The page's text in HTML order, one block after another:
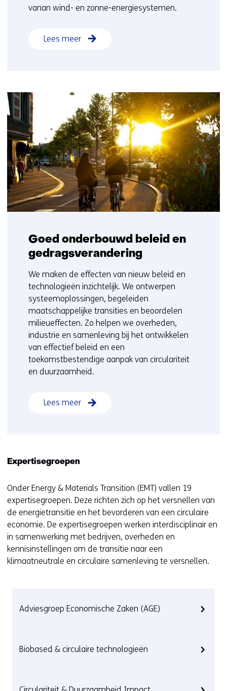
vanan wind- en zonne-energiesystemen.
Lees meer
Goed onderbouwd beleid en
gedragsverandering
We maken de effecten van nieuw beleid en
technologieën inzichtelijk. We ontwerpen
systeemoplossingen, begeleiden
maatschappelijke transities en beoordelen
milieueffecten. Zo helpen we overheden,
industrie en samenleving bij het ontwikkelen
van effectief beleid en een
toekomstbestendige aanpak van circulariteit
en duurzaamheid.
Lees meer
Expertisegroepen
Onder Energy & Materials Transition (EMT) vallen 19
expertisegroepen. Deze richten zich op het versnellen van
de energietransitie en het bevorderen van een circulaire
economie. De expertisegroepen werken interdisciplinair en
in samenwerking met bedrijven, overheden en
kennisinstellingen om de transitie naar een
klimaatneutrale en circulaire samenleving te versnellen.
Adviesgroep Economische Zaken (AGE)
Biobased & circulaire technologieën